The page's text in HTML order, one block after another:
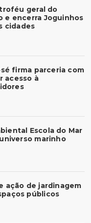
geral do
e encerra Joguinhos
cidades
firma parceria com
acesso à
Escola do Mar
marinho
ação de jardinagem
públicos